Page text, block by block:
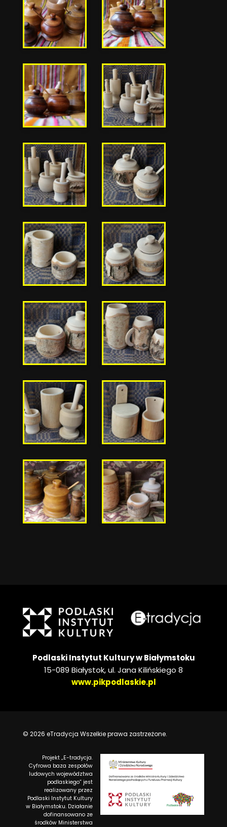
Podlaski Instytut Kultury w Białymstoku
15-089 Białystok, ul. Jana Kilińskiego 8
www.pikpodlaskie.pl
© 2026 eTradycja Wszelkie prawa zastrzeżone.
Projekt „E-tradycja.
Cyfrowa baza zespołów
ludowych województwa
podlaskiego” jest
realizowany przez
Podlaski Instytut Kultury
w Białymstoku. Działanie
dofinansowano ze
środków Ministerstwa